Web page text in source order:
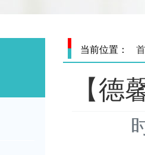
当前位置：
【德